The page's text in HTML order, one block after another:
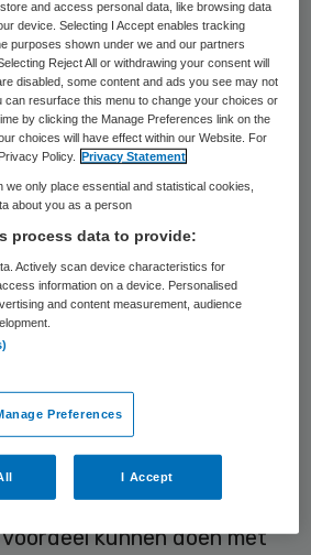
(H5N1) te ontwikkelen dat
kan overspringen van
houdt de zaak het
minister Edith Schippers
donderdag in de Tweede
volgens haar van belang
te kunnen maken
vrezen een
als er een variant van
vrijkomt die van mens op
Ook is er angst dat
kunnen doen met
and access personal data, like browsing data
device. Selecting I Accept enables tracking
purposes shown under we and our partners
Reject All or withdrawing your consent will
disabled, some content and ads you see may not
can resurface this menu to change your choices or
by clicking the Manage Preferences link on the
choices will have effect within our Website. For
Policy.
Privacy Statement
we only place essential and statistical cookies,
about you as a person
process data to provide:
Actively scan device characteristics for
information on a device. Personalised
and content measurement, audience
Preferences
I Accept